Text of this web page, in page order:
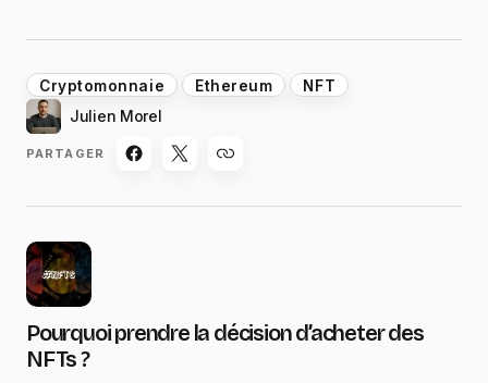
Cryptomonnaie Ethereum NFT
Julien Morel
PARTAGER
Pourquoi prendre la décision d’acheter des
NFTs ?